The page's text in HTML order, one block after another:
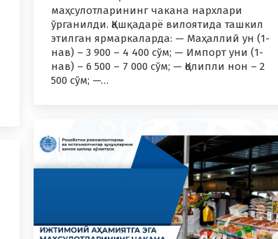
маҳсулотларининг чакана нархлари
ўрганилди. Қашқадарё вилоятида ташкил
этилган ярмаркаларда: — Маҳаллий ун (1-
нав) – 3 900 – 4 400 сўм; — Импорт уни (1-
нав) – 6 500 – 7 000 сўм; — Қолипли нон – 2
500 сўм; —…